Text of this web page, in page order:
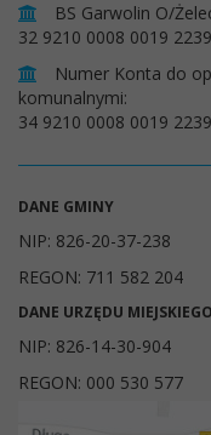
BS Garwolin O/
32 9210 0008 0019
Numer Konta do
komunalnymi:
34 9210 0008 0019
DANE GMINY
NIP: 826-20-37-238
REGON: 711 582 204
DANE URZĘDU MIEJSKIEGO
NIP: 826-14-30-904
REGON: 000 530 577